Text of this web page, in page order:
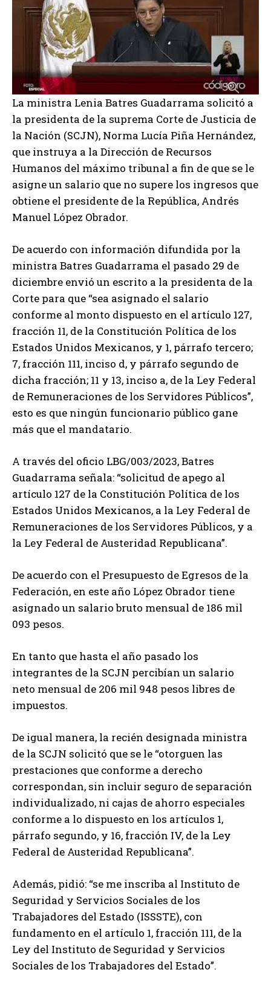
La ministra Lenia Batres Guadarrama solicitó a
la presidenta de la suprema Corte de Justicia de
la Nación (SCJN), Norma Lucía Piña Hernández,
que instruya a la Dirección de Recursos
Humanos del máximo tribunal a fin de que se le
asigne un salario que no supere los ingresos que
obtiene el presidente de la República, Andrés
Manuel López Obrador.
De acuerdo con información difundida por la
ministra Batres Guadarrama el pasado 29 de
diciembre envió un escrito a la presidenta de la
Corte para que “sea asignado el salario
conforme al monto dispuesto en el artículo 127,
fracción 11, de la Constitución Política de los
Estados Unidos Mexicanos, y 1, párrafo tercero;
7, fracción 111, inciso d, y párrafo segundo de
dicha fracción; 11 y 13, inciso a, de la Ley Federal
de Remuneraciones de los Servidores Públicos”,
esto es que ningún funcionario público gane
más que el mandatario.
A través del oficio LBG/003/2023, Batres
Guadarrama señala: “solicitud de apego al
artículo 127 de la Constitución Política de los
Estados Unidos Mexicanos, a la Ley Federal de
Remuneraciones de los Servidores Públicos, y a
la Ley Federal de Austeridad Republicana”.
De acuerdo con el Presupuesto de Egresos de la
Federación, en este año López Obrador tiene
asignado un salario bruto mensual de 186 mil
093 pesos.
En tanto que hasta el año pasado los
integrantes de la SCJN percibían un salario
neto mensual de 206 mil 948 pesos libres de
impuestos.
De igual manera, la recién designada ministra
de la SCJN solicitó que se le “otorguen las
prestaciones que conforme a derecho
correspondan, sin incluir seguro de separación
individualizado, ni cajas de ahorro especiales
conforme a lo dispuesto en los artículos 1,
párrafo segundo, y 16, fracción IV, de la Ley
Federal de Austeridad Republicana”.
Además, pidió: “se me inscriba al Instituto de
Seguridad y Servicios Sociales de los
Trabajadores del Estado (ISSSTE), con
fundamento en el artículo 1, fracción 111, de la
Ley del Instituto de Seguridad y Servicios
Sociales de los Trabajadores del Estado”.